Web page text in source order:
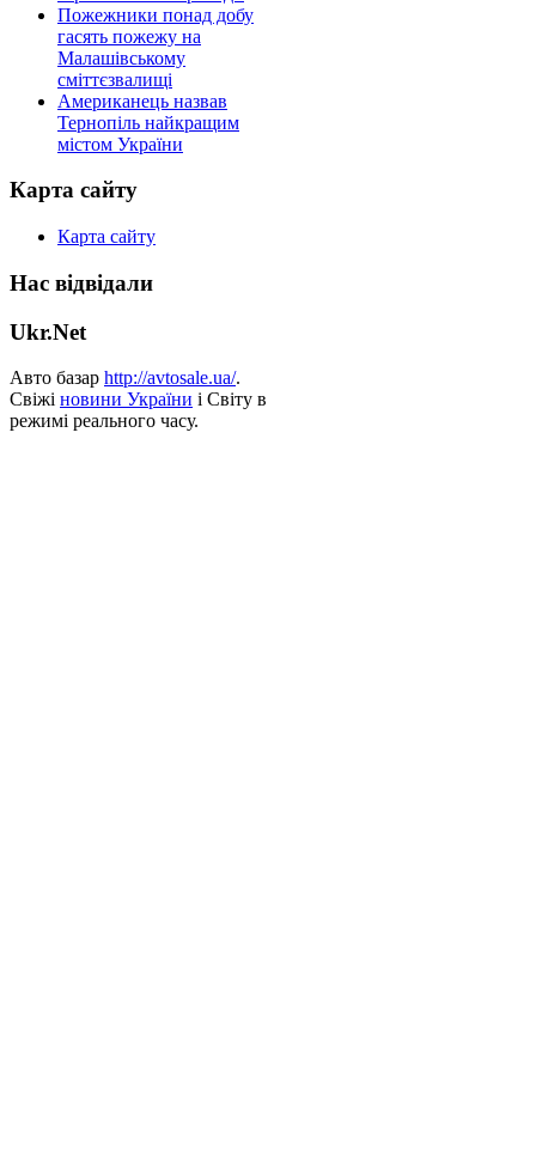
Пожежники понад добу
гасять пожежу на
Малашівському
сміттєзвалищі
Американець назвав
Тернопіль найкращим
містом України
Карта сайту
Карта сайту
Нас відвідали
Ukr.Net
Авто базар http://avtosale.ua/.
Свіжі новини України і Світу в
режимі реального часу.